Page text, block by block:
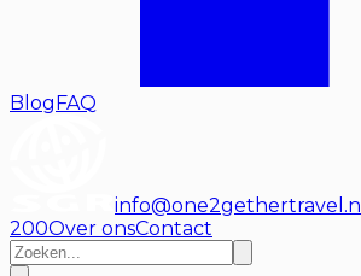
BlogFAQ
info@one2gethertravel.nl
200Over onsContact